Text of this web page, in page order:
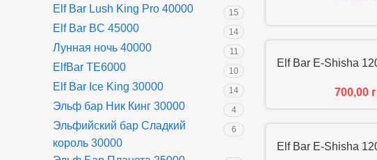
Elf Bar Lush King Pro 40000 15
Elf Bar BC 45000 14
Лунная ночь 40000 11
ElfBar TE6000 10
Elf Bar Ice King 30000 14
Эльф бар Ник Кинг 30000 4
Эльфийский бар Сладкий
король 30000
6
Elf Bar E-Shisha
700,00
Elf Bar E-Shisha